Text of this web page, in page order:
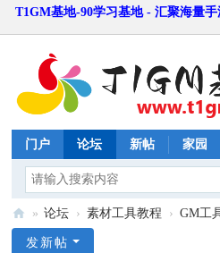
T1GM基地-90学习基地 - 汇聚海量
门户 论坛 新帖 家园
» 论坛 › 素材工具教程 › GM工
发新帖